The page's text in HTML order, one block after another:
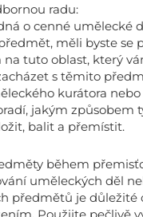
radu:
o cenné umělecké
měli byste se
tuto oblast, který
s těmito
kurátora
jakým způsobem
balit a přemístit.
během
uměleckých děl
předmětů je důležité